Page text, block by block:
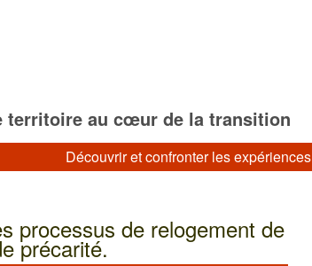
territoire au cœur de la transition
Découvrir et confronter les expériences
processus de relogement de
précarité.